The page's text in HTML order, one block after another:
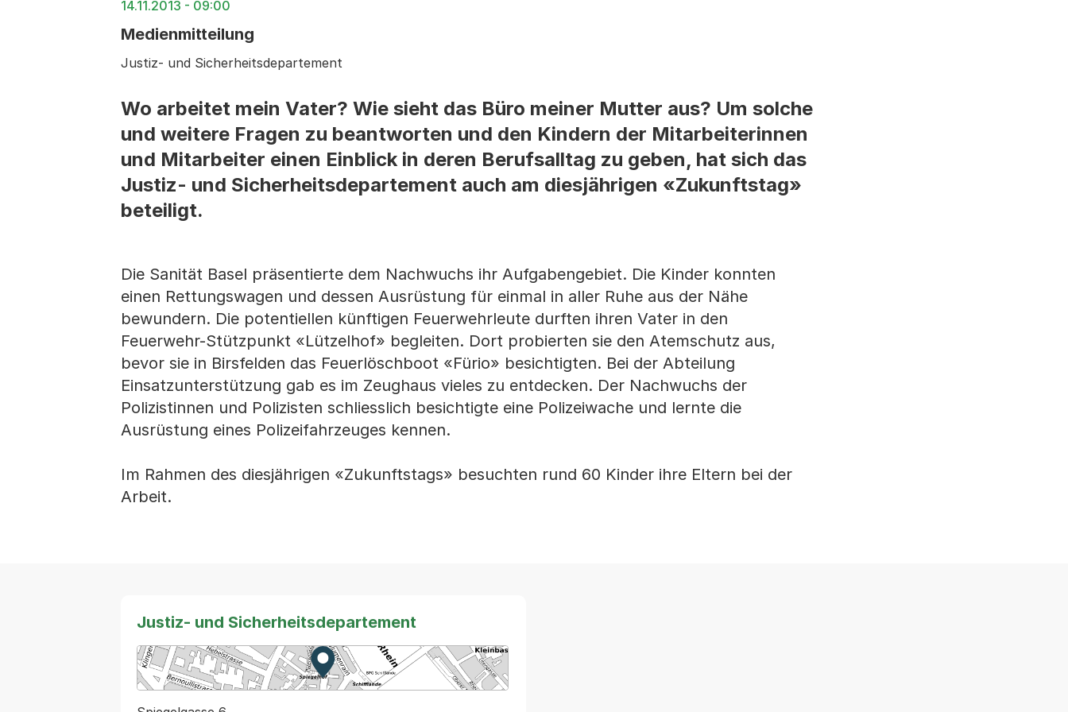
14.11.2013 - 09:00
Medienmitteilung
Justiz- und Sicherheitsdepartement
Wo arbeitet mein Vater? Wie sieht das Büro meiner Mutter aus? Um solche
und weitere Fragen zu beantworten und den Kindern der Mitarbeiterinnen
und Mitarbeiter einen Einblick in deren Berufsalltag zu geben, hat sich das
Justiz- und Sicherheitsdepartement auch am diesjährigen «Zukunftstag»
beteiligt.
Die Sanität Basel präsentierte dem Nachwuchs ihr Aufgabengebiet. Die Kinder konnten
einen Rettungswagen und dessen Ausrüstung für einmal in aller Ruhe aus der Nähe
bewundern. Die potentiellen künftigen Feuerwehrleute durften ihren Vater in den
Feuerwehr-Stützpunkt «Lützelhof» begleiten. Dort probierten sie den Atemschutz aus,
bevor sie in Birsfelden das Feuerlöschboot «Fürio» besichtigten. Bei der Abteilung
Einsatzunterstützung gab es im Zeughaus vieles zu entdecken. Der Nachwuchs der
Polizistinnen und Polizisten schliesslich besichtigte eine Polizeiwache und lernte die
Ausrüstung eines Polizeifahrzeuges kennen.
Im Rahmen des diesjährigen «Zukunftstags» besuchten rund 60 Kinder ihre Eltern bei der
Arbeit.
Justiz- und Sicherheitsdepartement
Zur Karte von MapBS.
Externer Link, wird in einem neuen Tab oder Fenster geöffnet